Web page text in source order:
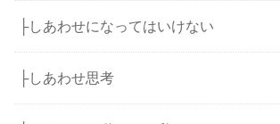
├しあわせになってはいけない
├しあわせ思考